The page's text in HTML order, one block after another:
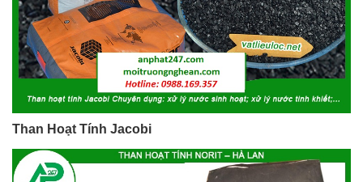
Than Hoạt Tính Jacobi